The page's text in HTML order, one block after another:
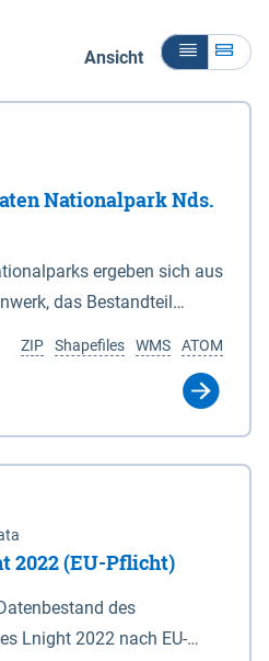
Ansicht
Nationalpark Nds.
ergeben sich aus
das Bestandteil
000 (Anlage 2), 2.
1 : 5 000 (AK5) im
Europäischen
1989 (ETRS 89) mit
Mercator-Abbildung
N (UTM 32N) dargestellt
für die geografischen
ATOM
WMS
Shapefiles
ZIP
2022 (EU-Pflicht)
des
Lnight 2022 nach EU-